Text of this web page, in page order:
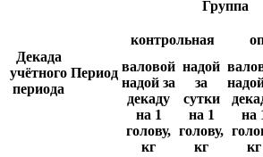
Декада
учётного
периода
Период
Группа
контрольная
валовой
надой за
декаду
на 1
голову,
кг
надой
за
сутки
на 1
голову,
кг
на
кг